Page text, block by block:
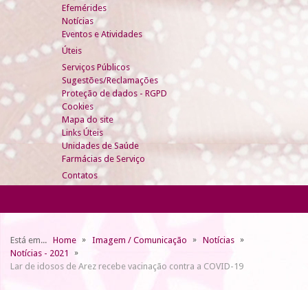
Efemérides
Notícias
Eventos e Atividades
Úteis
Serviços Públicos
Sugestões/Reclamações
Proteção de dados - RGPD
Cookies
Mapa do site
Links Úteis
Unidades de Saúde
Farmácias de Serviço
Contatos
Está em... Home Imagem / Comunicação
Notícias
Notícias - 2021
Lar de idosos de Arez recebe vacinação contra a COVID-19